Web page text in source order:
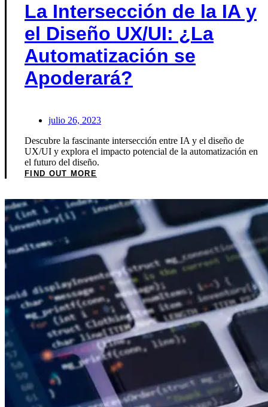
La Intersección de la IA y
el Diseño UX/UI: ¿La
Automatización se
Apoderará?
julio 26, 2023
Descubre la fascinante intersección entre IA y el diseño de
UX/UI y explora el impacto potencial de la automatización en
el futuro del diseño.
FIND OUT MORE